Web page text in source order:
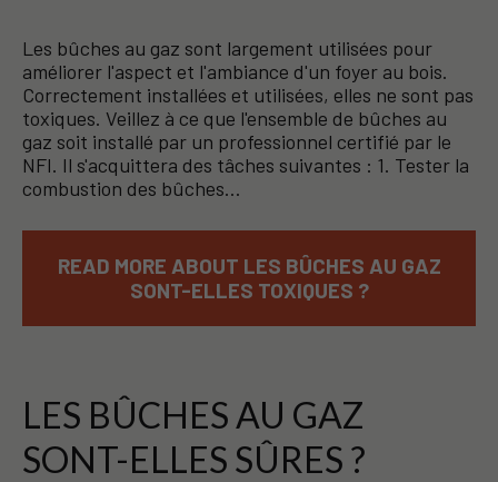
Les bûches au gaz sont largement utilisées pour
améliorer l'aspect et l'ambiance d'un foyer au bois.
Correctement installées et utilisées, elles ne sont pas
toxiques. Veillez à ce que l'ensemble de bûches au
gaz soit installé par un professionnel certifié par le
NFI. Il s'acquittera des tâches suivantes : 1. Tester la
combustion des bûches…
READ MORE ABOUT LES BÛCHES AU GAZ
SONT-ELLES TOXIQUES ?
LES BÛCHES AU GAZ
SONT-ELLES SÛRES ?